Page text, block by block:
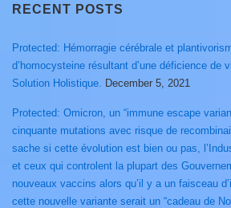
RECENT POSTS
Protected: Hémorragie cérébrale et
d’homocysteine résultant d’une déficience de
Solution Holistique. December 5, 2021
Protected: Omicron, un “immune escape variant”, aurait plus
cinquante mutations avec risque de
sache si cette évolution est bien ou pas,
et ceux qui controlent la plupart des
nouveaux vaccins alors qu’il y a un faisceau
cette nouvelle variante serait un “cadeau de